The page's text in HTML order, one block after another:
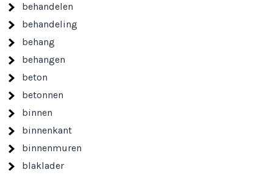
behandelen
behandeling
behang
behangen
beton
betonnen
binnen
binnenkant
binnenmuren
blaklader